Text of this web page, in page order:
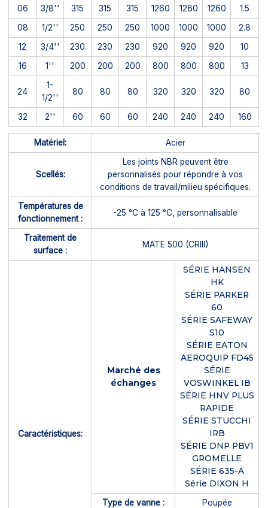
06
3/8'' 315 315 315 1260 1260 1260
1.5
08
1/2'' 250 250 250 1000 1000 1000
2.8
12
3/4'' 230 230 230 920 920 920
10
16
1'' 200 200 200 800 800 800 13
24
1-
1/2''
80 80 80 320 320 320 80
32 2'' 60 60 60 240 240 240 160
Matériel: Acier
Scellés:
Les joints NBR peuvent être
personnalisés pour répondre à vos
conditions de travail/milieu spécifiques.
Températures de
fonctionnement :
-25 °C à 125 °C, personnalisable
Traitement de
surface :
MATE 500 (CRIII)
Caractéristiques:
Marché des
échanges
SÉRIE HANSEN
HK
SÉRIE PARKER
60
SÉRIE SAFEWAY
S10
SÉRIE EATON
AEROQUIP FD45
SÉRIE
VOSWINKEL IB
SÉRIE HNV PLUS
RAPIDE
SÉRIE STUCCHI
IRB
SÉRIE DNP PBV1
GROMELLE
SÉRIE 635-A
Série DIXON H
Type de vanne :
Poupée